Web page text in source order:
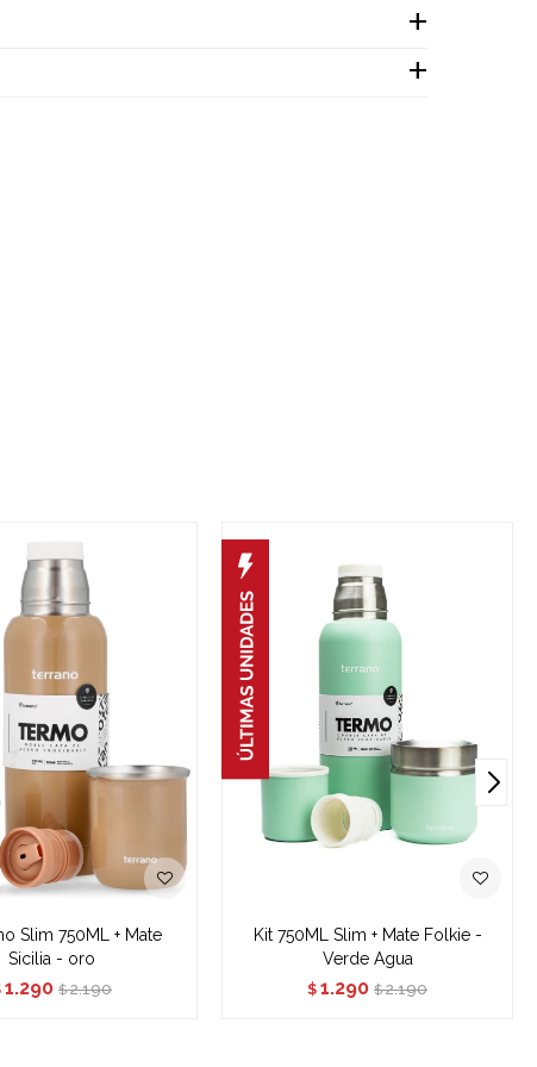
Slim 750ML + Mate
Sicilia - oro
1.290 $ 2.190
Kit 750ML Slim + Mate Folkie -
Verde Agua
$ 1.290 $ 2.190